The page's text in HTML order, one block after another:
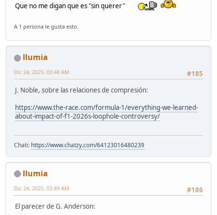
Que no me digan que es "sin querer"
A 1 persona le gusta esto.
llumia
#185
Dic 24, 2025, 03:48 AM
J. Noble, sobre las relaciones de compresión:
https://www.the-race.com/formula-1/everything-we-learned-
about-impact-of-f1-2026s-loophole-controversy/
Chati: https://www.chatzy.com/64123016480239
llumia
#186
Dic 24, 2025, 03:49 AM
El parecer de G. Anderson: